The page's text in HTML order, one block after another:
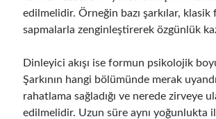
edilmelidir. Örneğin bazı şarkılar,
sapmalarla zenginleştirerek özgünlük
Dinleyici akışı ise formun psikolojik
Şarkının hangi bölümünde merak
rahatlama sağladığı ve nerede zirveye
edilmelidir. Uzun süre aynı yoğunlukta